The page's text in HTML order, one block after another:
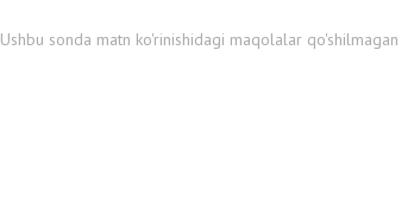
Ushbu sonda matn ko'rinishidagi maqolalar qo'shilmagan